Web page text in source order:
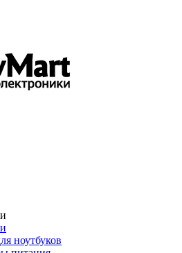
ноутбуков